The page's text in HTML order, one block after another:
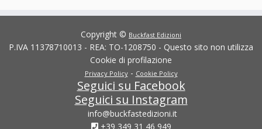
Copyright © Buckfast Edizioni
P.IVA 11378710013 - REA: TO-1208750 - Questo sito non utilizza
Cookie di profilazione
Privacy Policy- Cookie Policy
Seguici su Facebook
Seguici su Instagram
info@buckfastedizioni.it
+39 349 31 46 949